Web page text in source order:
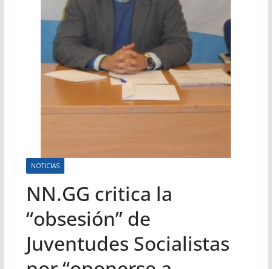
NOTICIAS
NN.GG critica la
“obsesión” de
Juventudes Socialistas